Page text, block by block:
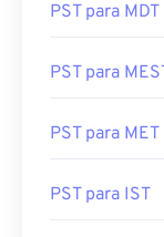
PST para MDT
PST para
PST para MET
PST para IST